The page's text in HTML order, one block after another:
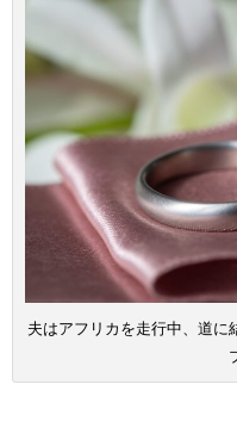
夫はアフリカを走行中、道に